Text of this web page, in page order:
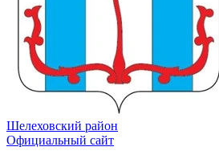
Шелеховский район
Официальный сайт